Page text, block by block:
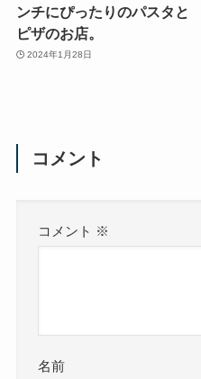
ンチにぴったりのパスタと
ピザのお店。
2024年1月28日
コメント
コメント ※
名前